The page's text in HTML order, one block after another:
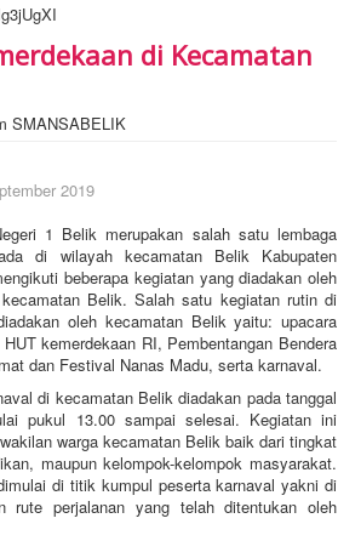
di Kecamatan
SMANSABELIK
2019
merupakan salah satu lembaga
di wilayah kecamatan Belik Kabupaten
beberapa kegiatan yang diadakan oleh
Belik. Salah satu kegiatan rutin di
oleh kecamatan Belik yaitu: upacara
kemerdekaan RI, Pembentangan Bendera
dan Festival Nanas Madu, serta karnaval.
kecamatan Belik diadakan pada tanggal
pukul 13.00 sampai selesai. Kegiatan ini
warga kecamatan Belik baik dari tingkat
maupun kelompok-kelompok masyarakat.
di titik kumpul peserta karnaval yakni di
rute perjalanan yang telah ditentukan oleh